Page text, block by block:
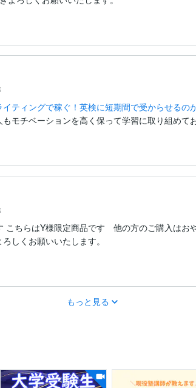
ティングで稼ぐ！英検に短期間で受からせるの
モチベーションを高く保って学習に取り組めて
こちらはY様限定商品です 他の方のご購入はお
しくお願いいたします。
もっと見る